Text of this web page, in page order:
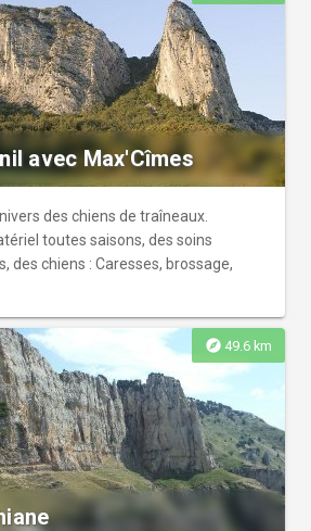
avec Max'Cîmes
des chiens de traîneaux.
toutes saisons, des soins
des chiens : Caresses, brossage,
explore 49.6 km